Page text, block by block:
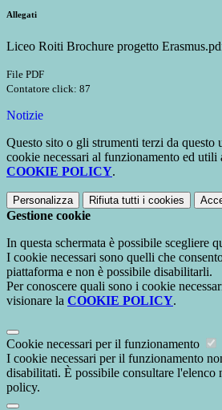
Allegati
Liceo Roiti Brochure progetto
File PDF
Contatore click: 87
Notizie
Questo sito o gli strumenti terzi da
cookie necessari al funzionamento ed
COOKIE POLICY.
Personalizza Rifiuta tutti i cookies
Gestione cookie
In questa schermata è possibile scegliere
I cookie necessari sono quelli che
piattaforma e non è possibile disabilitarli.
Per conoscere quali sono i cookie
visionare la COOKIE POLICY.
Cookie necessari per il funzionamento
I cookie necessari per il funzionamento
disabilitati. È possibile consultare l'elenco
policy.